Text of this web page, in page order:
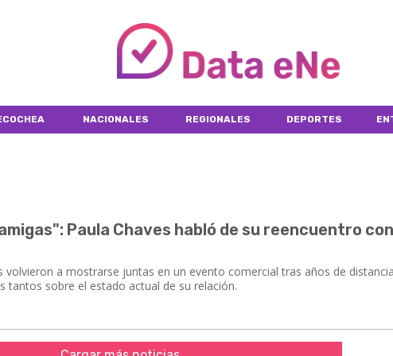
NACIONALES REGIONALES DEPORTES
Paula Chaves habló de su reencuentro
volvieron a mostrarse juntas en un evento comercial tras años de
tantos sobre el estado actual de su relación.